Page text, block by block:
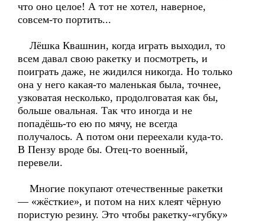
что оно целое! А тот не хотел, наверное,
совсем-то портить...
Лёшка Квашнин, когда играть выходил, то
всем давал свою ракетку и посмотреть, и
поиграть даже, не жидился никогда. Но только
она у него какая-то маленькая была, точнее,
узковатая несколько, продолговатая как бы,
больше овальная. Так что иногда и не
попадёшь-то ею по мячу, не всегда
получалось. А потом они переехали куда-то.
В Пензу вроде бы. Отец-то военный,
перевели.
Многие покупают отечественные ракетки
— «жёсткие», и потом на них клеят чёрную
пористую резину. Это чтобы ракетку-«губку»